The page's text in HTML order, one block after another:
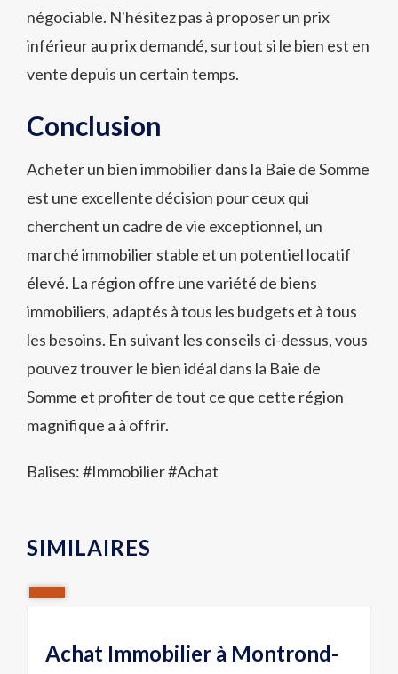
négociable. N'hésitez pas à proposer un prix
inférieur au prix demandé, surtout si le bien est en
vente depuis un certain temps.
Conclusion
Acheter un bien immobilier dans la Baie de Somme
est une excellente décision pour ceux qui
cherchent un cadre de vie exceptionnel, un
marché immobilier stable et un potentiel locatif
élevé. La région offre une variété de biens
immobiliers, adaptés à tous les budgets et à tous
les besoins. En suivant les conseils ci-dessus, vous
pouvez trouver le bien idéal dans la Baie de
Somme et profiter de tout ce que cette région
magnifique a à offrir.
Balises: #Immobilier#Achat
SIMILAIRES
Achat Immobilier à Montrond-